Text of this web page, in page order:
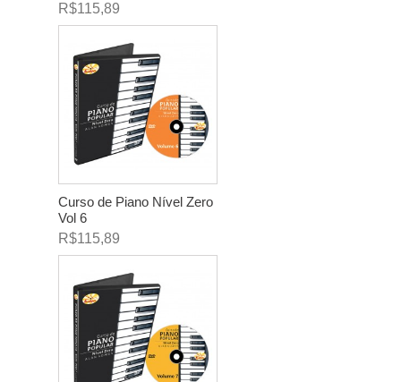
R$115,89
Curso de Piano Nível Zero
Vol 6
R$115,89